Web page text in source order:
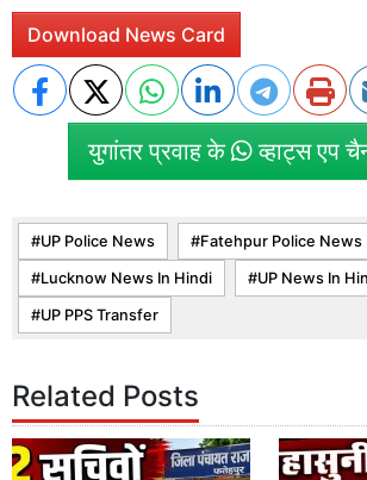
Download News Card
युगांतर प्रवाह के व्हाट्स एप
UP Police News Fatehpur Police News
Lucknow News In Hindi UP News In
UP PPS Transfer
Related Posts